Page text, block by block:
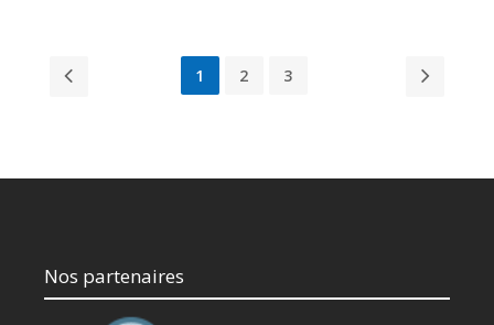
1 2 3
Nos partenaires